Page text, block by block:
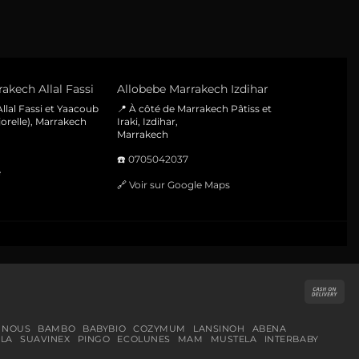
Allal Fassi
Fassi et Yaacoub
Marrakech
Allobebe Marrakech Izdihar
📍 À côté de Marrakech Pâtiss et
Iraki, Izdihar,
Marrakech
☎️ 0705042037
🔗 Voir sur Google Maps
BAMBO BABYBIO COZYMUM LANSINOH
ABENA
SUAVINEX PINGO ECOLUNES MAM MUSTELA
INTERBABY